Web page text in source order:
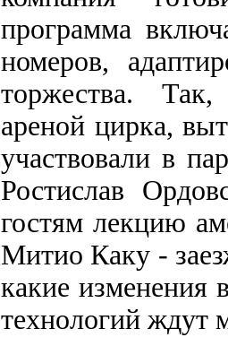
программа
номеров,
торжества.
ареной цирка,
участвовали в
Ростислав
гостям лекцию
Митио Каку -
какие изменения
технологий ждут